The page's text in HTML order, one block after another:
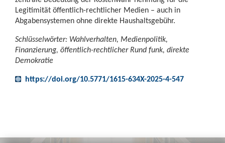
Legitimität öffentlich-rechtlicher Medien – auch in
Abgabensystemen ohne direkte Haushaltsgebühr.
Schlüsselwörter: Wahlverhalten, Medienpolitik,
Finanzierung, öffentlich-rechtlicher Rund funk, direkte
Demokratie
https://doi.org/10.5771/1615-634X-2025-4-547